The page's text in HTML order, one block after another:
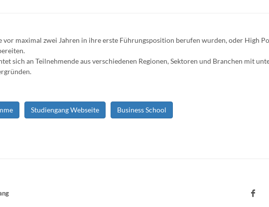
vor maximal zwei Jahren in ihre erste Führungsposition berufen wurden, oder High
sich an Teilnehmende aus verschiedenen Regionen, Sektoren und Branchen mit
Studiengang Webseite Business School